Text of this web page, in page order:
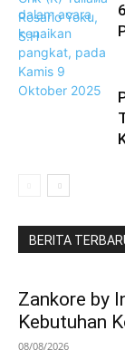
BERITA
Zankore by
Kebutuhan
08/08/2026